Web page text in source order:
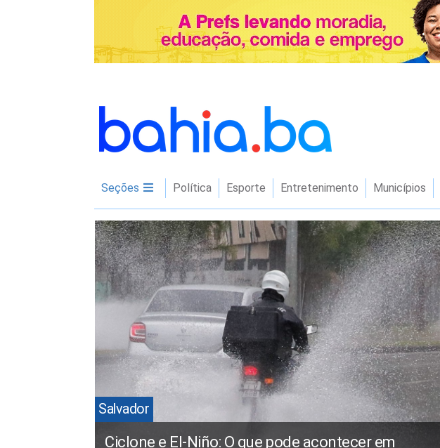
Seções Política Esporte Entretenimento Municípios
Salvador
Ciclone e El-Niño: O que pode acontecer em